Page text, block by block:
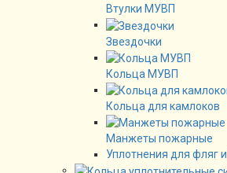
Втулки МУВП
Звездочки
Кольца МУВП
Кольца для камлоков
Манжеты пожарные
Уплотнения для фляг